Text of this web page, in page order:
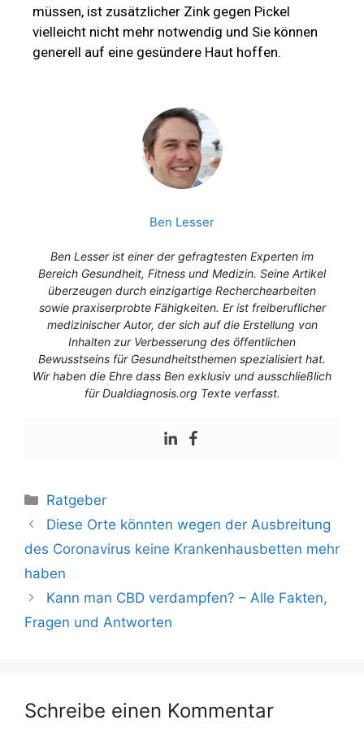
müssen, ist zusätzlicher Zink gegen Pickel
vielleicht nicht mehr notwendig und Sie können
generell auf eine gesündere Haut hoffen.
Ben Lesser
Ben Lesser ist einer der gefragtesten Experten im
Bereich Gesundheit, Fitness und Medizin. Seine Artikel
überzeugen durch einzigartige Recherchearbeiten
sowie praxiserprobte Fähigkeiten. Er ist freiberuflicher
medizinischer Autor, der sich auf die Erstellung von
Inhalten zur Verbesserung des öffentlichen
Bewusstseins für Gesundheitsthemen spezialisiert hat.
Wir haben die Ehre dass Ben exklusiv und ausschließlich
für Dualdiagnosis.org Texte verfasst.
Ratgeber
Diese Orte könnten wegen der Ausbreitung
des Coronavirus keine Krankenhausbetten mehr
haben
Kann man CBD verdampfen? – Alle Fakten,
Fragen und Antworten
Schreibe einen Kommentar